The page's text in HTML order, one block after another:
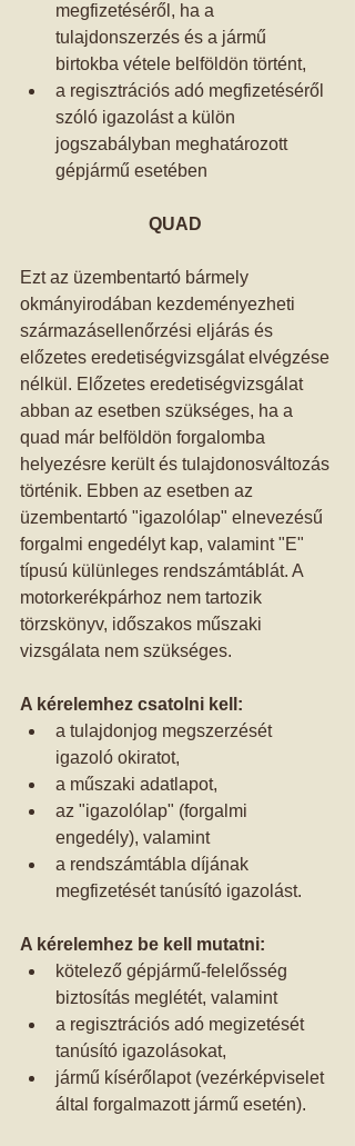
megfizetéséről, ha a
tulajdonszerzés és a jármű
birtokba vétele belföldön történt,
a regisztrációs adó megfizetéséről
szóló igazolást a külön
jogszabályban meghatározott
gépjármű esetében
QUAD
Ezt az üzembentartó bármely
okmányirodában kezdeményezheti
származásellenőrzési eljárás és
előzetes eredetiségvizsgálat elvégzése
nélkül. Előzetes eredetiségvizsgálat
abban az esetben szükséges, ha a
quad már belföldön forgalomba
helyezésre került és tulajdonosváltozás
történik. Ebben az esetben az
üzembentartó "igazolólap" elnevezésű
forgalmi engedélyt kap, valamint "E"
típusú külünleges rendszámtáblát. A
motorkerékpárhoz nem tartozik
törzskönyv, időszakos műszaki
vizsgálata nem szükséges.
A kérelemhez csatolni kell:
a tulajdonjog megszerzését
igazoló okiratot,
a műszaki adatlapot,
az "igazolólap" (forgalmi
engedély), valamint
a rendszámtábla díjának
megfizetését tanúsító igazolást.
A kérelemhez be kell mutatni:
kötelező gépjármű-felelősség
biztosítás meglétét, valamint
a regisztrációs adó megizetését
tanúsító igazolásokat,
jármű kísérőlapot (vezérképviselet
által forgalmazott jármű esetén).